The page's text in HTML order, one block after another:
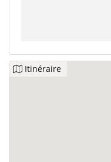
Itinéraire